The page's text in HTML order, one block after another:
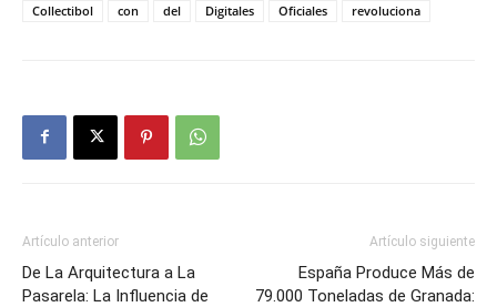
Collectibol
con del Digitales Oficiales revoluciona
Artículo anterior
De La Arquitectura a La
Pasarela: La Influencia de
Artículo siguiente
España Produce Más de
79.000 Toneladas de Granada: